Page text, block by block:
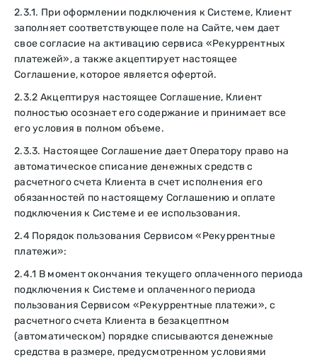
2.3.1. При оформлении подключения к Системе, Клиент
заполняет соответствующее поле на Сайте, чем дает
свое согласие на активацию сервиса «Рекуррентных
платежей», а также акцептирует настоящее
Соглашение, которое является офертой.
2.3.2 Акцептируя настоящее Соглашение, Клиент
полностью осознает его содержание и принимает все
его условия в полном объеме.
2.3.3. Настоящее Соглашение дает Оператору право на
автоматическое списание денежных средств с
расчетного счета Клиента в счет исполнения его
обязанностей по настоящему Соглашению и оплате
подключения к Системе и ее использования.
2.4 Порядок пользования Сервисом «Рекуррентные
платежи»:
2.4.1 В момент окончания текущего оплаченного периода
подключения к Системе и оплаченного периода
пользования Сервисом «Рекуррентные платежи», с
расчетного счета Клиента в безакцептном
(автоматическом) порядке списываются денежные
средства в размере, предусмотренном условиями